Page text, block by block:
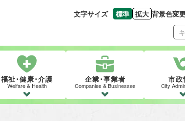
文字サイズ 標準
文字の大きさをもと
拡大
文字を大きくす
背景色変
福祉･健康･介護
Welfare & Health
企業･事業者
Companies & Businesses
市政
City